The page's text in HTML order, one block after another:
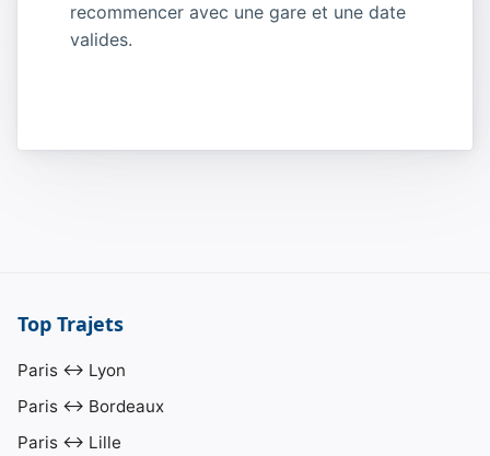
recommencer avec une gare et une date
valides.
Top Trajets
Paris ↔ Lyon
Paris ↔ Bordeaux
Paris ↔ Lille